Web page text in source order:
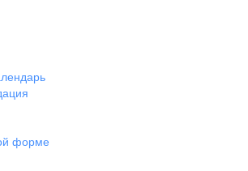
форме